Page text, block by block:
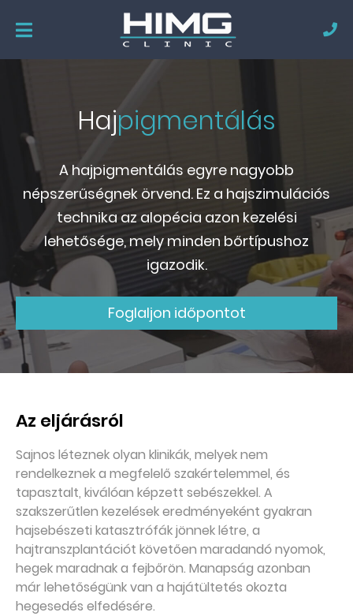
Hajpigmentálás
A hajpigmentálás egyre nagyobb
népszerűségnek örvend. Ez a hajszimulációs
technika az alopécia azon kezelési
lehetősége, mely minden bőrtípushoz
igazodik.
Foglaljon időpontot
Az eljárásról
Sajnos léteznek olyan klinikák, melyek nem
rendelkeznek a megfelelő szakértelemmel, és
tapasztalt, kiválóan képzett sebészekkel. A
szakszerűtlen kezelések eredményeként gyakran
hajsebészeti katasztrófák jönnek létre, a
hajtranszplantációt követően maradandó nyomok,
hegek maradnak a fejbőrön. Manapság azonban
már lehetőségünk van a hajátültetés okozta
hegesedés elfedésére.